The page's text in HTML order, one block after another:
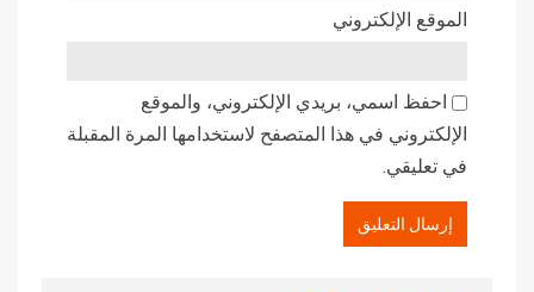
الموقع الإلكتروني
احفظ اسمي، بريدي الإلكتروني، والموقع
الإلكتروني في هذا المتصفح لاستخدامها المرة المقبلة
في تعليقي.